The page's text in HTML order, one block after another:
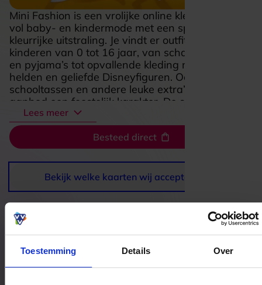
Toestemming Details Over
Mini Fashion is een vrolijke online kledingwinkel
vol baby- en kindermode met een speelse,
kleurrijke uitstraling. Je vindt er outfits voor
kinderen van 0 tot 16 jaar, van schattige setjes
en pyjama’s tot opvallende kleding met bekende
helden en geliefde Disneyfiguren. Ook
schooltassen en andere leuke extra’s geven het
aanbod een feestelijk karakter. De shop voelt
toegankelijk en enthousiast aan, met veel keuze
voor ouders die iets leuks, praktisch en
betaalbaars zoeken. Wie houdt van comfortabele
kinderkleding met een gezellige, herkenbare stijl,
ontdekt hier makkelijk iets dat meteen in het oog
springt.
Lees meer
Besteed direct
Bekijk welke kaarten wij accepteren
Bestedingslocaties